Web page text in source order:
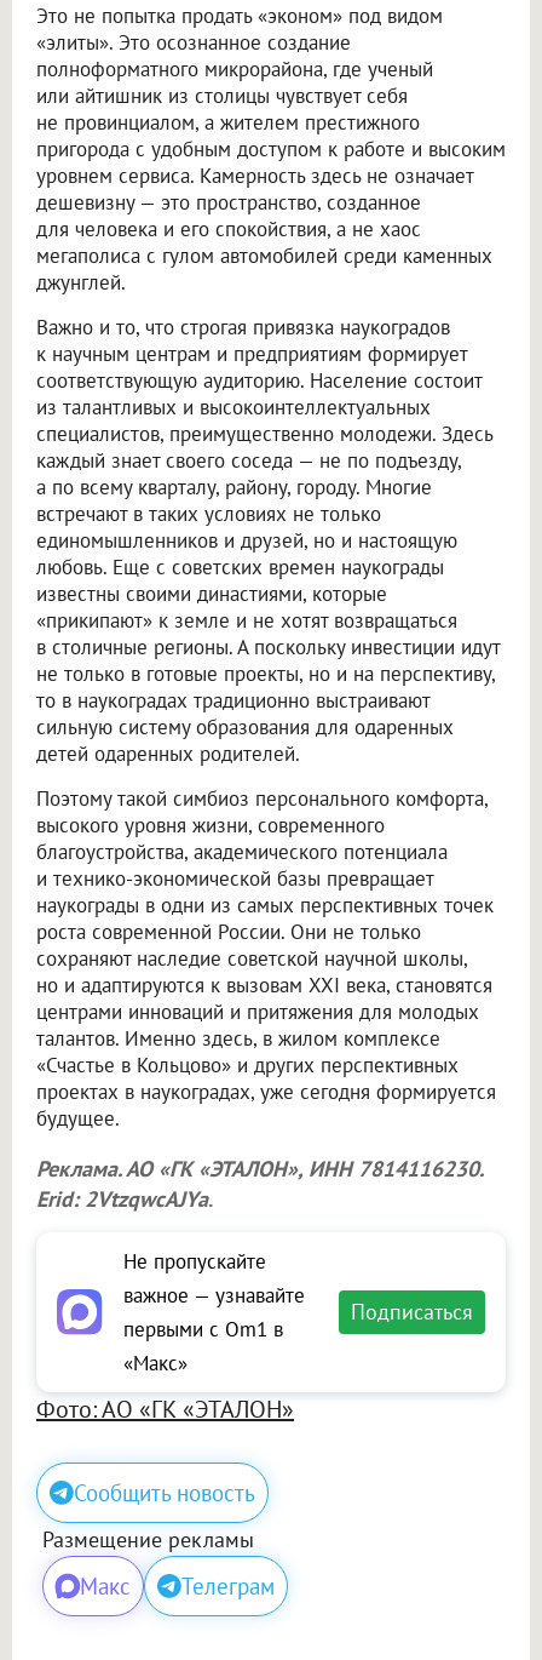
Это не попытка продать «эконом» под видом
«элиты». Это осознанное создание
полноформатного микрорайона, где ученый
или айтишник из столицы чувствует себя
не провинциалом, а жителем престижного
пригорода с удобным доступом к работе и высоким
уровнем сервиса. Камерность здесь не означает
дешевизну — это пространство, созданное
для человека и его спокойствия, а не хаос
мегаполиса с гулом автомобилей среди каменных
джунглей.
Важно и то, что строгая привязка наукоградов
к научным центрам и предприятиям формирует
соответствующую аудиторию. Население состоит
из талантливых и высокоинтеллектуальных
специалистов, преимущественно молодежи. Здесь
каждый знает своего соседа — не по подъезду,
а по всему кварталу, району, городу. Многие
встречают в таких условиях не только
единомышленников и друзей, но и настоящую
любовь. Еще с советских времен наукограды
известны своими династиями, которые
«прикипают» к земле и не хотят возвращаться
в столичные регионы. А поскольку инвестиции идут
не только в готовые проекты, но и на перспективу,
то в наукоградах традиционно выстраивают
сильную систему образования для одаренных
детей одаренных родителей.
Поэтому такой симбиоз персонального комфорта,
высокого уровня жизни, современного
благоустройства, академического потенциала
и технико-экономической базы превращает
наукограды в одни из самых перспективных точек
роста современной России. Они не только
сохраняют наследие советской научной школы,
но и адаптируются к вызовам XXI века, становятся
центрами инноваций и притяжения для молодых
талантов. Именно здесь, в жилом комплексе
«Счастье в Кольцово» и других перспективных
проектах в наукоградах, уже сегодня формируется
будущее.
Реклама. АО «ГК «ЭТАЛОН», ИНН 7814116230.
Erid: 2VtzqwcAJYa.
Не пропускайте
важное — узнавайте
первыми с Om1 в
«Макс»
Подписаться
Фото: АО «ГК «ЭТАЛОН»
Сообщить новость
Размещение рекламы
Макс Телеграм